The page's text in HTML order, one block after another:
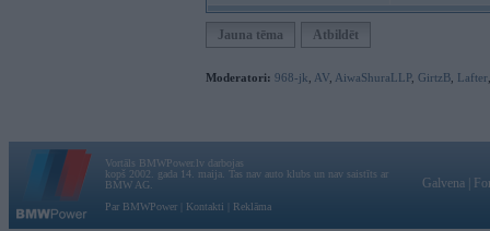
Jauna tēma Atbildēt
Moderatori: 968-jk AV AiwaShuraLLP, GirtzB Lafter
Vortāls BMWPower.lv darbojas
kopš 2002. gada 14. maija. Tas nav auto klubs un nav saistīts ar
BMW AG.
Par BMWPower
Kontakti Reklāma
Galvena